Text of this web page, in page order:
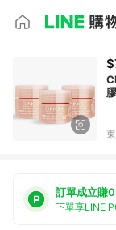
訂單成立賺
下單享LINE